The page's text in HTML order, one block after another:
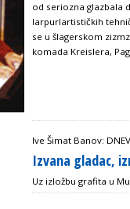
od seriozna glazbala
larpurlartističkih
se u šlagerskom
komada Kreislera,
Ive Šimat Banov:
Izvana gladac,
Uz izložbu grafita u